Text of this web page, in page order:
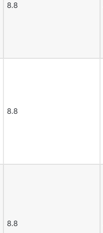
8.8
8.8
8.8